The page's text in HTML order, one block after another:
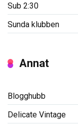
Sub 2:30
Sunda klubben
Annat
Blogghubb
Delicate Vintage